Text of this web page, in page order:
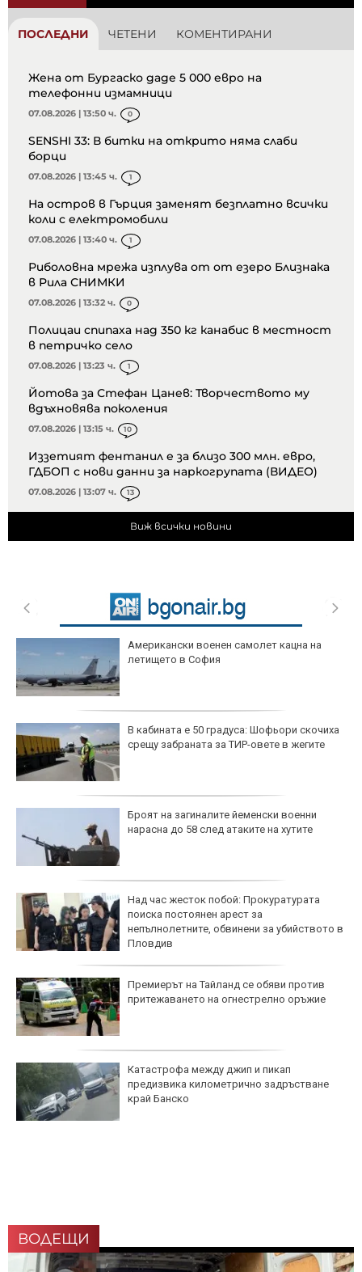
ПОСЛЕДНИ ЧЕТЕНИ КОМЕНТИРАНИ
Жена от Бургаско даде 5 000 евро на
телефонни измамници
07.08.2026 | 13:50 ч. 0
SENSHI 33: В битки на открито няма слаби
борци
07.08.2026 | 13:45 ч. 1
На остров в Гърция заменят безплатно всички
коли с електромобили
07.08.2026 | 13:40 ч. 1
Риболовна мрежа изплува от от езеро Близнака
в Рила СНИМКИ
07.08.2026 | 13:32 ч. 0
Полицаи спипаха над 350 кг канабис в местност
в петричко село
07.08.2026 | 13:23 ч. 1
Йотова за Стефан Цанев: Творчеството му
вдъхновява поколения
07.08.2026 | 13:15 ч. 10
Иззетият фентанил е за близо 300 млн. евро,
ГДБОП с нови данни за наркогрупата (ВИДЕО)
07.08.2026 | 13:07 ч. 13
Виж всички новини
Американски военен самолет кацна на
летището в София
В кабината е 50 градуса: Шофьори скочиха
срещу забраната за ТИР-овете в жегите
Броят на загиналите йеменски военни
нарасна до 58 след атаките на хутите
Над час жесток побой: Прокуратурата
поиска постоянен арест за
непълнолетните, обвинени за убийството в
Пловдив
Премиерът на Тайланд се обяви против
притежаването на огнестрелно оръжие
Катастрофа между джип и пикап
предизвика километрично задръстване
край Банско
ВОДЕЩИ